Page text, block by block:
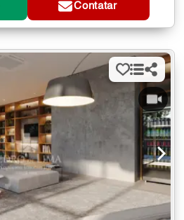
Contatar